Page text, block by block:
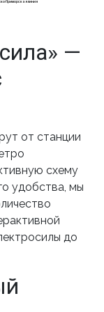
—
от станции
схему
удобства, мы
до